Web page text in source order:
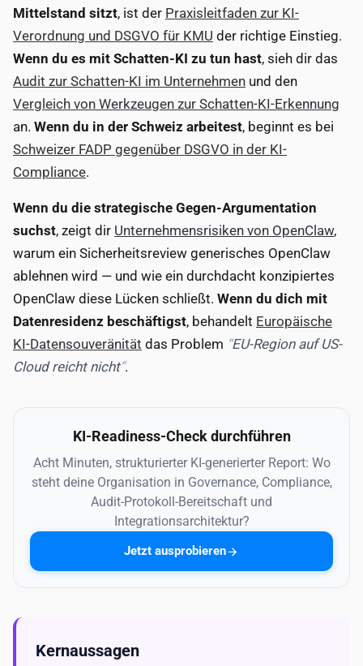
Mittelstand sitzt, ist der Praxisleitfaden zur KI-
Verordnung und DSGVO für KMU der richtige Einstieg.
Wenn du es mit Schatten-KI zu tun hast, sieh dir das
Audit zur Schatten-KI im Unternehmen und den
Vergleich von Werkzeugen zur Schatten-KI-Erkennung
an. Wenn du in der Schweiz arbeitest, beginnt es bei
Schweizer FADP gegenüber DSGVO in der KI-
Compliance.
Wenn du die strategische Gegen-Argumentation
suchst, zeigt dir Unternehmensrisiken von OpenClaw,
warum ein Sicherheitsreview generisches OpenClaw
ablehnen wird — und wie ein durchdacht konzipiertes
OpenClaw diese Lücken schließt. Wenn du dich mit
Datenresidenz beschäftigst, behandelt Europäische
KI-Datensouveränität das Problem EU-Region auf US-
Cloud reicht nicht .
KI-Readiness-Check durchführen
Acht Minuten, strukturierter KI-generierter Report: Wo
steht deine Organisation in Governance, Compliance,
Audit-Protokoll-Bereitschaft und
Integrationsarchitektur?
Jetzt ausprobieren
Kernaussagen